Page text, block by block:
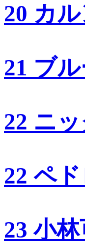
20 カ
21 ブ
22 ニ
22 ペ
23 小